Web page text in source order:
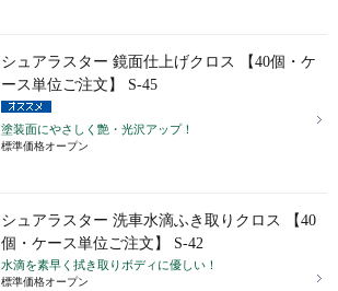
シュアラスター 鏡面仕上げクロス 【40個・ケ
ース単位ご注文】 S-45
塗装面にやさしく艶・光沢アップ！
標準価格オープン
シュアラスター 洗車水滴ふき取りクロス 【40
個・ケース単位ご注文】 S-42
水滴を素早く拭き取りボディに優しい！
標準価格オープン